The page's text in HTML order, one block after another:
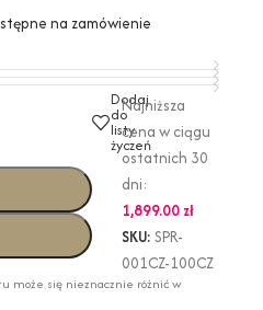
na zamówienie
Dodaj
do
listy
życzeń
Najniższa
cena w ciągu
ostatnich 30
dni:
1,899.00 zł
SKU: SPR-
001CZ-100CZ
może się nieznacznie różnić w